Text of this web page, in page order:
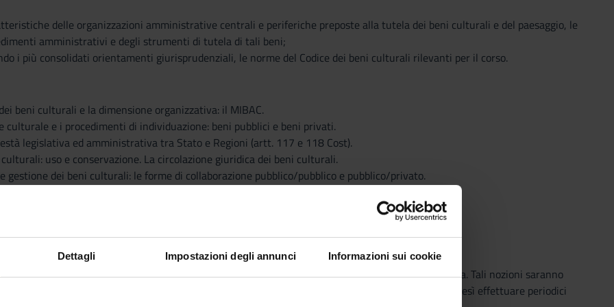
Dettagli Impostazioni degli annunci Informazioni sui cookie
delle organizzazioni amministrative centrali e periferiche preposte alla tutela dei beni culturali e del paesaggio, le
amministrativi e degli strumenti di tutela di tali beni;
i più consolidati orientamenti giurisprudenziali, le norme del Codice dei beni culturali rilevanti per il corso.
beni culturali e la dimensione organizzativa: il MIBAC.
culturale e i procedimenti di individuazione: beni pubblici e beni privati.
legislativa ed amministrativa tra Stato e Regioni (artt. 117 e 118 Cost).
uso e conservazione. La circolazione giuridica dei beni culturali.
gestione dei beni culturali: le forme di collaborazione pubblico/pubblico e pubblico/privato.
il procedimento di vincolo e i vincoli per legge.
lezioni frontali volte a trasmettere le nozioni e i concetti fondamentali della materia trattata. Tali nozioni saranno
lo studio dei materiali messi a disposizione degli studenti. Gli studenti frequentanti potranno altresì effettuare periodici